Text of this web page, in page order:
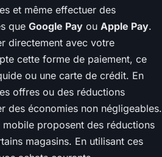
et même effectuer des
que Google Pay ou Apple Pay.
directement avec votre
cette forme de paiement, ce
ou une carte de crédit. En
offres ou des réductions
des économies non négligeables.
proposent des réductions
magasins. En utilisant ces